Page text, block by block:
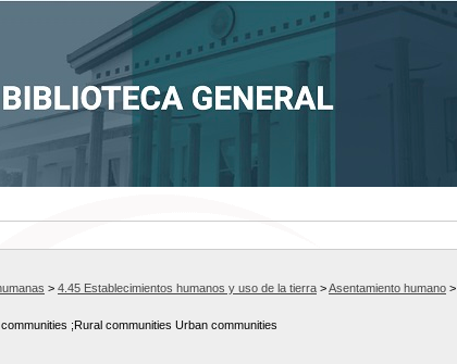
> 4.45 Establecimientos humanos y uso de la tierra >Asentamiento humano >
;Rural communities Urban communities